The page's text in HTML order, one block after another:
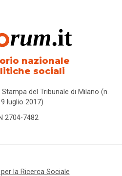
nazionale
sociali
del Tribunale di Milano (n.
luglio 2017)
2704-7482
la Ricerca Sociale